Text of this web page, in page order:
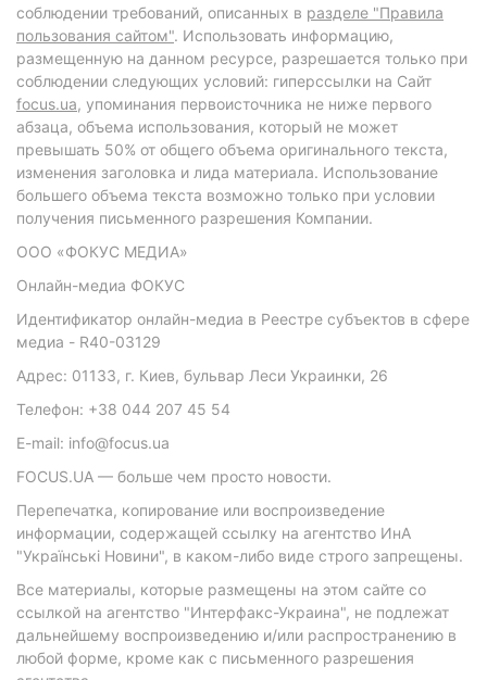
соблюдении требований, описанных в разделе "Правила
пользования сайтом". Использовать информацию,
размещенную на данном ресурсе, разрешается только при
соблюдении следующих условий: гиперссылки на Сайт
focus.ua, упоминания первоисточника не ниже первого
абзаца, объема использования, который не может
превышать 50% от общего объема оригинального текста,
изменения заголовка и лида материала. Использование
большего объема текста возможно только при условии
получения письменного разрешения Компании.
ООО «ФОКУС МЕДИА»
Онлайн-медиа ФОКУС
Идентификатор онлайн-медиа в Реестре субъектов в сфере
медиа - R40-03129
Адрес: 01133, г. Киев, бульвар Леси Украинки, 26
Телефон: +38 044 207 45 54
E-mail: info@focus.ua
FOCUS.UA — больше чем просто новости.
Перепечатка, копирование или воспроизведение
информации, содержащей ссылку на агентство ИнА
"Українські Новини", в каком-либо виде строго запрещены.
Все материалы, которые размещены на этом сайте со
ссылкой на агентство "Интерфакс-Украина", не подлежат
дальнейшему воспроизведению и/или распространению в
любой форме, кроме как с письменного разрешения